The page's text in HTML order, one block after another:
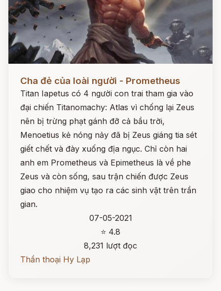
Cha đẻ của loài người - Prometheus
Titan Iapetus có 4 người con trai tham gia vào
đại chiến Titanomachy: Atlas vì chống lại Zeus
nên bị trừng phạt gánh đỡ cả bầu trời,
Menoetius kẻ nóng nảy đã bị Zeus giáng tia sét
giết chết và đày xuống địa ngục. Chỉ còn hai
anh em Prometheus và Epimetheus là về phe
Zeus và còn sống, sau trận chiến được Zeus
giao cho nhiệm vụ tạo ra các sinh vật trên trần
gian.
07-05-2021
⭐ 4.8
8,231 lượt đọc
Thần thoại Hy Lạp